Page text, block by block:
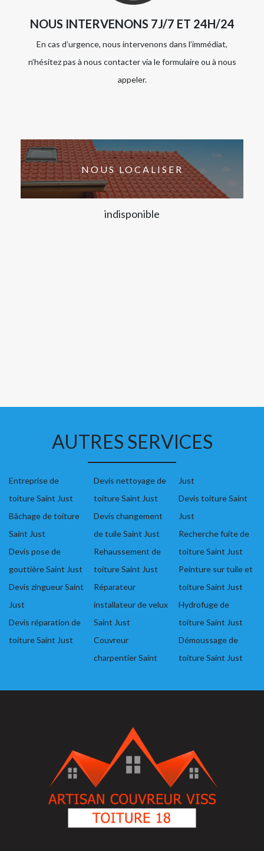
NOUS INTERVENONS 7J/7 ET 24H/24
En cas d’urgence, nous intervenons dans l’immédiat,
n’hésitez pas à nous contacter via le formulaire ou à nous
appeler.
NOUS LOCALISER
indisponible
AUTRES SERVICES
Entreprise de
toiture Saint Just
Bâchage de toiture
Saint Just
Devis pose de
gouttière Saint Just
Devis zingueur Saint
Just
Devis réparation de
toiture Saint Just
Devis nettoyage de
toiture Saint Just
Devis changement
de tuile Saint Just
Rehaussement de
toiture Saint Just
Réparateur
installateur de velux
Saint Just
Couvreur
charpentier Saint
Just
Devis toiture Saint
Just
Recherche fuite de
toiture Saint Just
Peinture sur tuile et
toiture Saint Just
Hydrofuge de
toiture Saint Just
Démoussage de
toiture Saint Just